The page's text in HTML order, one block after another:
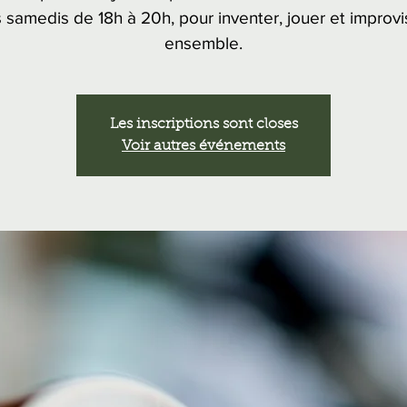
samedis de 18h à 20h, pour inventer, jouer et
ensemble.
Les inscriptions sont closes
Voir autres événements